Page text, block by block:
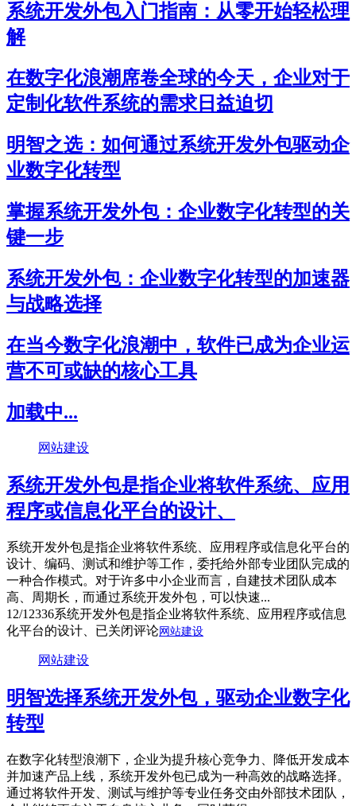
系统开发外包入门指南：从零开始轻松理
解
在数字化浪潮席卷全球的今天，企业对于
定制化软件系统的需求日益迫切
明智之选：如何通过系统开发外包驱动企
业数字化转型
掌握系统开发外包：企业数字化转型的关
键一步
系统开发外包：企业数字化转型的加速器
与战略选择
在当今数字化浪潮中，软件已成为企业运
营不可或缺的核心工具
加载中...
网站建设
系统开发外包是指企业将软件系统、应用
程序或信息化平台的设计、
系统开发外包是指企业将软件系统、应用程序或信息化平台的
设计、编码、测试和维护等工作，委托给外部专业团队完成的
一种合作模式。对于许多中小企业而言，自建技术团队成本
高、周期长，而通过系统开发外包，可以快速...
12/12336系统开发外包是指企业将软件系统、应用程序或信息
化平台的设计、 已关闭评论网站建设
网站建设
明智选择系统开发外包，驱动企业数字化
转型
在数字化转型浪潮下，企业为提升核心竞争力、降低开发成本
并加速产品上线，系统开发外包已成为一种高效的战略选择。
通过将软件开发、测试与维护等专业任务交由外部技术团队，